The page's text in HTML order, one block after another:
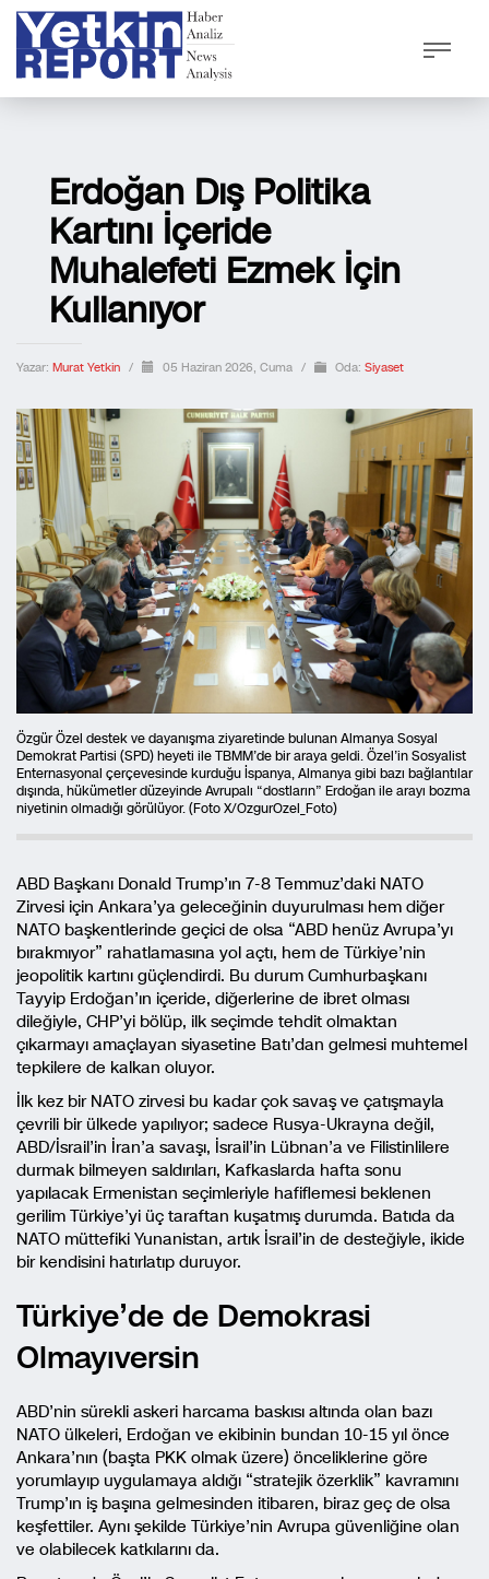
Erdoğan Dış Politika
Kartını İçeride
Muhalefeti Ezmek İçin
Kullanıyor
Yazar: Murat Yetkin / 05 Haziran 2026, Cuma / Oda: Siyaset
Özgür Özel destek ve dayanışma ziyaretinde bulunan Almanya Sosyal
Demokrat Partisi (SPD) heyeti ile TBMM’de bir araya geldi. Özel’in Sosyalist
Enternasyonal çerçevesinde kurduğu İspanya, Almanya gibi bazı bağlantılar
dışında, hükümetler düzeyinde Avrupalı “dostların” Erdoğan ile arayı bozma
niyetinin olmadığı görülüyor. (Foto X/OzgurOzel_Foto)
ABD Başkanı Donald Trump’ın 7-8 Temmuz’daki NATO
Zirvesi için Ankara’ya geleceğinin duyurulması hem diğer
NATO başkentlerinde geçici de olsa “ABD henüz Avrupa’yı
bırakmıyor” rahatlamasına yol açtı, hem de Türkiye’nin
jeopolitik kartını güçlendirdi. Bu durum Cumhurbaşkanı
Tayyip Erdoğan’ın içeride, diğerlerine de ibret olması
dileğiyle, CHP’yi bölüp, ilk seçimde tehdit olmaktan
çıkarmayı amaçlayan siyasetine Batı’dan gelmesi muhtemel
tepkilere de kalkan oluyor.
İlk kez bir NATO zirvesi bu kadar çok savaş ve çatışmayla
çevrili bir ülkede yapılıyor; sadece Rusya-Ukrayna değil,
ABD/İsrail’in İran’a savaşı, İsrail’in Lübnan’a ve Filistinlilere
durmak bilmeyen saldırıları, Kafkaslarda hafta sonu
yapılacak Ermenistan seçimleriyle hafiflemesi beklenen
gerilim Türkiye’yi üç taraftan kuşatmış durumda. Batıda da
NATO müttefiki Yunanistan, artık İsrail’in de desteğiyle, ikide
bir kendisini hatırlatıp duruyor.
Türkiye’de de Demokrasi
Olmayıversin
ABD’nin sürekli askeri harcama baskısı altında olan bazı
NATO ülkeleri, Erdoğan ve ekibinin bundan 10-15 yıl önce
Ankara’nın (başta PKK olmak üzere) önceliklerine göre
yorumlayıp uygulamaya aldığı “stratejik özerklik” kavramını
Trump’ın iş başına gelmesinden itibaren, biraz geç de olsa
keşfettiler. Aynı şekilde Türkiye’nin Avrupa güvenliğine olan
ve olabilecek katkılarını da.